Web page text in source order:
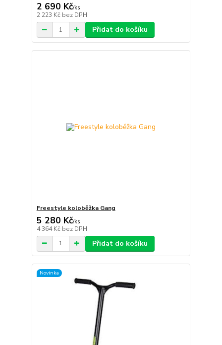
2 690 Kč/ks
2 223 Kč bez DPH
Přidat do košíku
Freestyle koloběžka Gang
5 280 Kč/ks
4 364 Kč bez DPH
Přidat do košíku
Novinka